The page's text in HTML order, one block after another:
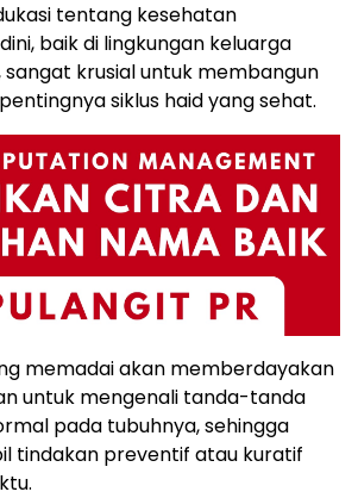
tentang kesehatan
baik di lingkungan keluarga
sangat krusial untuk membangun
siklus haid yang sehat.
memadai akan memberdayakan
untuk mengenali tanda-tanda
pada tubuhnya, sehingga
tindakan preventif atau kuratif